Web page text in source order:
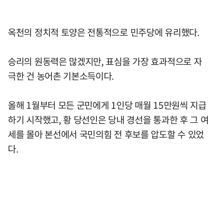
옥천의 정치적 토양은 전통적으로 민주당에 유리했다.
승리의 원동력은 많겠지만, 표심을 가장 효과적으로 자
극한 건 농어촌 기본소득이다.
올해 1월부터 모든 군민에게 1인당 매월 15만원씩 지급
하기 시작했고, 황 당선인은 당내 경선을 통과한 후 그 여
세를 몰아 본선에서 국민의힘 전 후보를 압도할 수 있었
다.